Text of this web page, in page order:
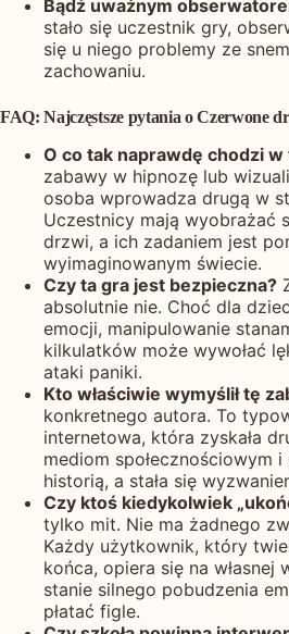
Bądź uważnym
stało się uczestnik gry,
się u niego problemy ze
zachowaniu.
FAQ: Najczęstsze pytania o Czerwone
O co tak naprawdę chodzi
zabawy w hipnozę lub
osoba wprowadza drugą w
Uczestnicy mają wyobrażać
drzwi, a ich zadaniem jest
wyimaginowanym świecie.
Czy ta gra jest bezpieczna?
absolutnie nie. Choć dla
emocji, manipulowanie
kilkulatków może wywołać
ataki paniki.
Kto właściwie wymyślił tę
konkretnego autora. To
internetowa, która zyskała
mediom społecznościowym
historią, a stała się
Czy ktoś kiedykolwiek
tylko mit. Nie ma żadnego
Każdy użytkownik, który
końca, opiera się na własnej
stanie silnego pobudzenia
płatać figle.